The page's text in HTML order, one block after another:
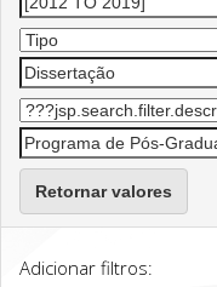
Retornar valores
Adicionar filtros: